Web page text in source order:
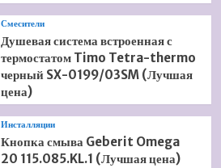
Смесители
Душевая система встроенная с
термостатом Timo Tetra-thermo
черный SX-0199/03SM (Лучшая
цена)
Инсталляции
Кнопка смыва Geberit Omega
20 115.085.KL.1 (Лучшая цена)